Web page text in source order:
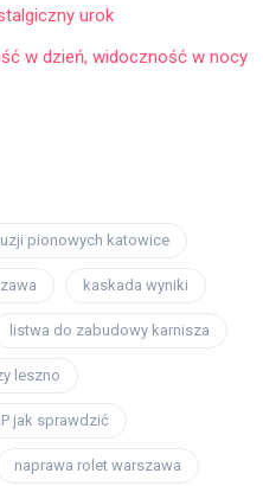
urok
w dzień, widoczność w nocy
pionowych katowice
kaskada wyniki
listwa do zabudowy karnisza
leszno
jak sprawdzić
naprawa rolet warszawa